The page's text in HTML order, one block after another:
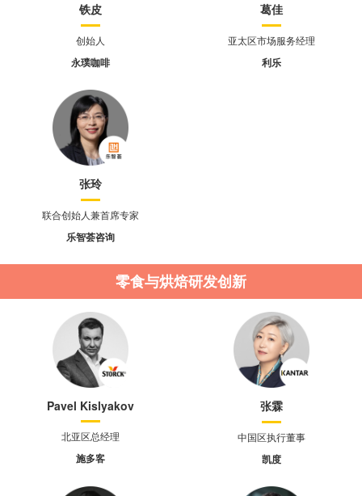
铁皮
创始人
永璞咖啡
葛佳
亚太区市场服务经理
利乐
张玲
联合创始人兼首席专家
乐智荟咨询
零食与烘焙研发创新
Pavel Kislyakov
北亚区总经理
施多客
张霖
中国区执行董事
凯度